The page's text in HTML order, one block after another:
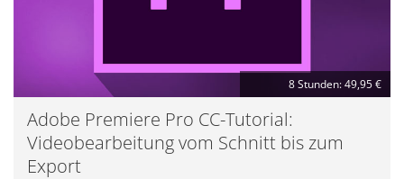
8 Stunden: 49,95 €
Adobe Premiere Pro CC-Tutorial:
Videobearbeitung vom Schnitt bis zum
Export